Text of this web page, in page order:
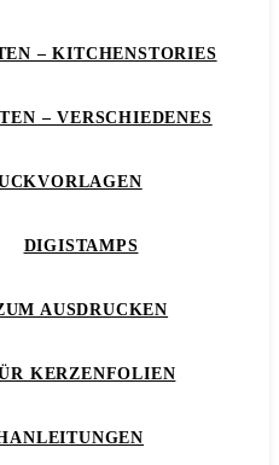
– KITCHENSTORIES
– VERSCHIEDENES
DIGISTAMPS
AUSDRUCKEN
KERZENFOLIEN